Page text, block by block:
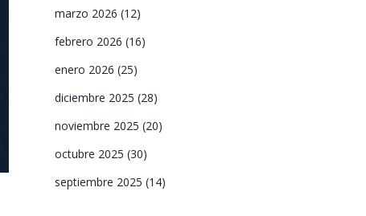
marzo 2026 (12)
febrero 2026 (16)
enero 2026 (25)
diciembre 2025 (28)
noviembre 2025 (20)
octubre 2025 (30)
septiembre 2025 (14)